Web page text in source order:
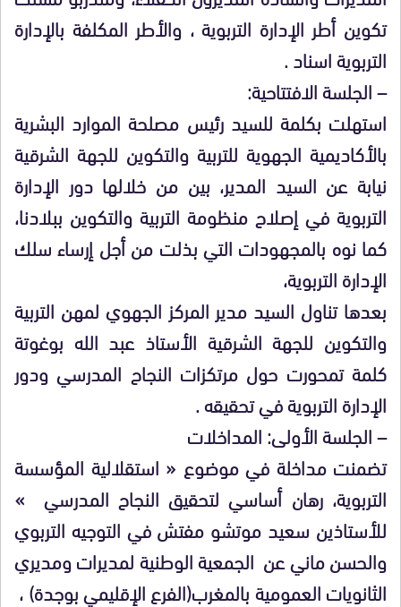
تكوين أطر الإدارة التربوية ، والأطر المكلفة بالإدارة
التربوية اسناد .
– الجلسة الافتتاحية:
استهلت بكلمة للسيد رئيس مصلحة الموارد البشرية
بالأكاديمية الجهوية للتربية والتكوين للجهة الشرقية
نيابة عن السيد المدير، بين من خلالها دور الإدارة
التربوية في إصلاح منظومة التربية والتكوين ببلادنا،
كما نوه بالمجهودات التي بذلت من أجل إرساء سلك
الإدارة التربوية،
بعدها تناول السيد مدير المركز الجهوي لمهن التربية
والتكوين للجهة الشرقية الأستاذ عبد الله بوغوتة
كلمة تمحورت حول مرتكزات النجاح المدرسي ودور
الإدارة التربوية في تحقيقه .
– الجلسة الأولى: المداخلات
تضمنت مداخلة في موضوع « استقلالية المؤسسة
التربوية، رهان أساسي لتحقيق النجاح المدرسي »
للأستاذين سعيد موتشو مفتش في التوجيه التربوي
والحسن ماني عن الجمعية الوطنية لمديرات ومديري
الثانويات العمومية بالمغرب(الفرع الإقليمي بوجدة) ،